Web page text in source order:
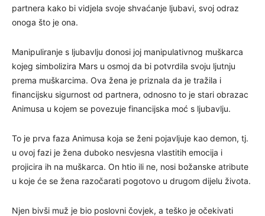
partnera kako bi vidjela svoje shvaćanje ljubavi, svoj odraz
onoga što je ona.
Manipuliranje s ljubavlju donosi joj manipulativnog muškarca
kojeg simbolizira Mars u osmoj da bi potvrdila svoju ljutnju
prema muškarcima. Ova žena je priznala da je tražila i
financijsku sigurnost od partnera, odnosno to je stari obrazac
Animusa u kojem se povezuje financijska moć s ljubavlju.
To je prva faza Animusa koja se ženi pojavljuje kao demon, tj.
u ovoj fazi je žena duboko nesvjesna vlastitih emocija i
projicira ih na muškarca. On htio ili ne, nosi božanske atribute
u koje će se žena razočarati pogotovo u drugom dijelu života.
Njen bivši muž je bio poslovni čovjek, a teško je očekivati